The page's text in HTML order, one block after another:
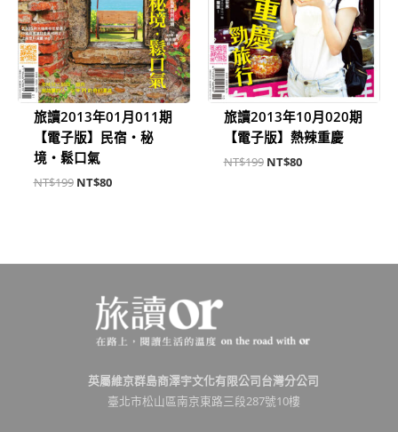
旅讀2013年01月011期
【電子版】民宿‧秘
境‧鬆口氣
NT$199 NT$80
旅讀2013年10月020期
【電子版】熱辣重慶
NT$199 NT$80
英屬維京群島商澤宇文化有限公司台灣分公司
臺北市松山區南京東路三段287號10樓